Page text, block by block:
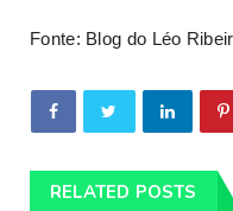
Fonte: Blog do Léo
RELATED POSTS